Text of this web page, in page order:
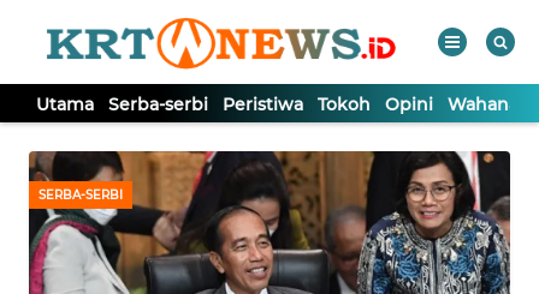
Utama Serba-serbi Peristiwa Tokoh Opini Wahana
SERBA-SERBI
Tutup
UTAMA